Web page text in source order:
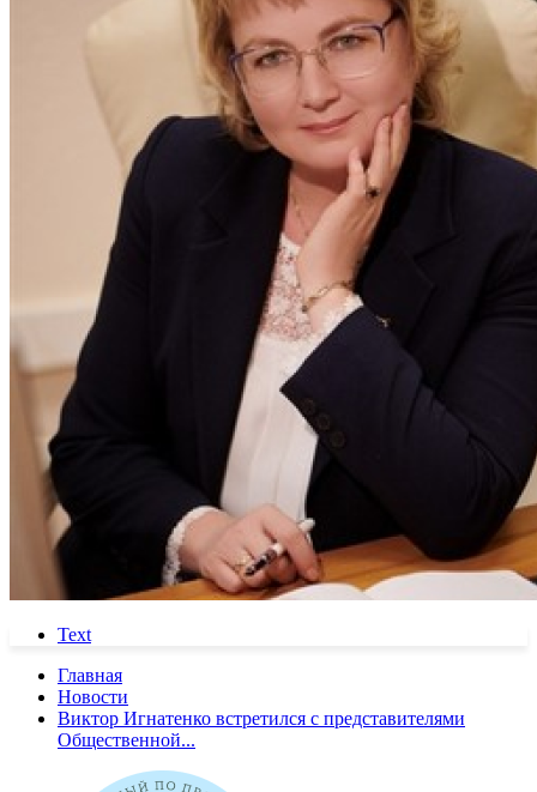
Text
Главная
Новости
Виктор Игнатенко встретился с представителями
Общественной...